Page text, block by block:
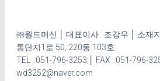
㈜월드머신 │ 대표이사 : 조강우 │ 소재
통단지1로 50, 220동 103호
TEL : 051-796-3253 │ FAX : 051-796-
wd3252@naver.com